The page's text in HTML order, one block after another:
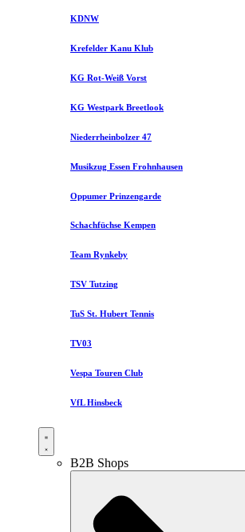
KDNW
Krefelder Kanu Klub
KG Rot-Weiß Vorst
KG Westpark Breetlook
Niederrheinbolzer 47
Musikzug Essen Frohnhausen
Oppumer Prinzengarde
Schachfüchse Kempen
Team Rynkeby
TSV Tutzing
TuS St. Hubert Tennis
TV03
Vespa Touren Club
VfL Hinsbeck
B2B Shops